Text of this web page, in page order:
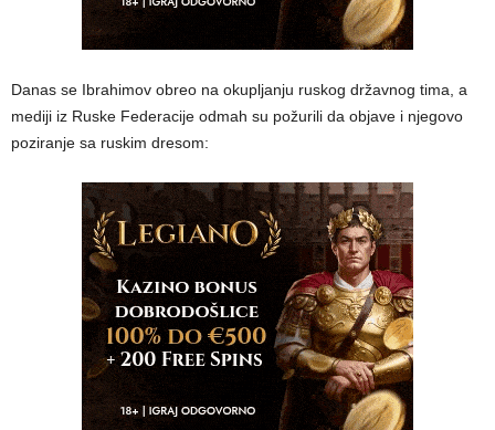
Danas se Ibrahimov obreo na okupljanju ruskog državnog tima, a
mediji iz Ruske Federacije odmah su požurili da objave i njegovo
poziranje sa ruskim dresom: